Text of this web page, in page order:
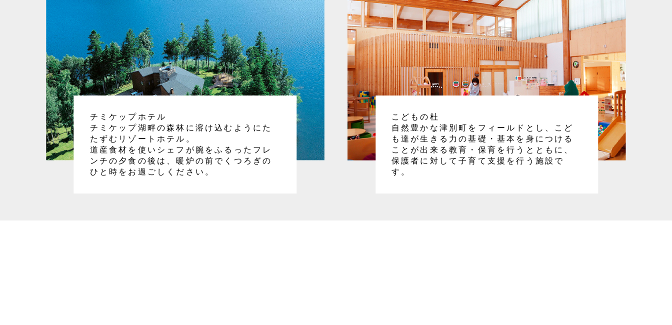
チミケップホテル
チミケップ湖畔の森林に溶け込むようにた
たずむリゾートホテル。
道産食材を使いシェフが腕をふるったフレ
ンチの夕食の後は、暖炉の前でくつろぎの
ひと時をお過ごしください。
こどもの杜
自然豊かな津別町をフィールドとし、こど
も達が生きる力の基礎・基本を身につける
ことが出来る教育・保育を行うとともに、
保護者に対して子育て支援を行う施設で
す。